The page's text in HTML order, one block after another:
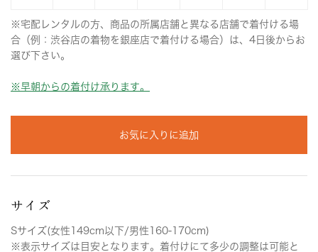
※宅配レンタルの方、商品の所属店舗と異なる店舗で着付ける場
合（例：渋谷店の着物を銀座店で着付ける場合）は、4日後からお
選び下さい。
※早朝からの着付け承ります。
お気に入りに追加
サイズ
Sサイズ(女性149cm以下/男性160-170cm)
※表示サイズは目安となります。着付けにて多少の調整は可能と